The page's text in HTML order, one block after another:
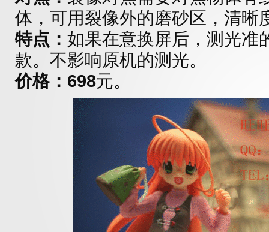
体，可用裂像外的磨砂区，清晰
特点： 如果在意换屏后，测光准
款。不影响原机的测光。
价格：698元。